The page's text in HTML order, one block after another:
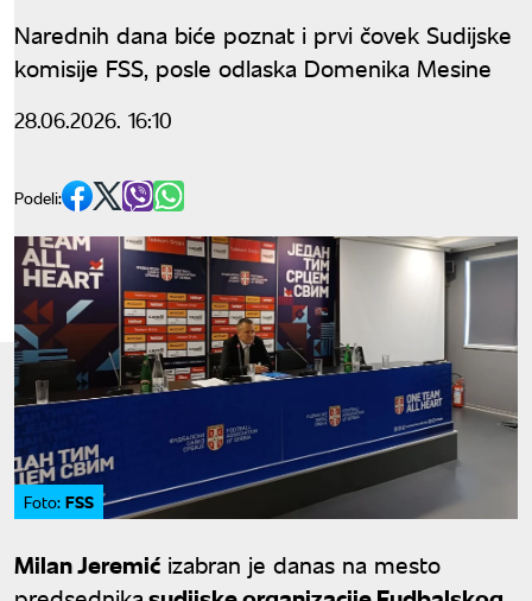
Narednih dana biće poznat i prvi čovek Sudijske
komisije FSS, posle odlaska Domenika Mesine
28.06.2026. 16:10
Podeli:
Foto: FSS
Milan Jeremić izabran je danas na mesto